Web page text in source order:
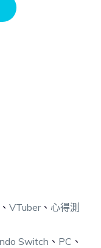
、 VTuber、 心得測
Switch 、 PC 、